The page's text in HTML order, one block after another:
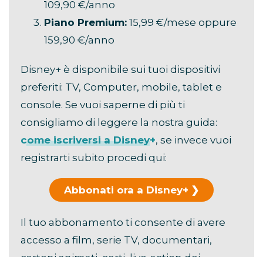
109,90 €/anno
Piano Premium: 15,99 €/mese oppure
159,90 €/anno
Disney+ è disponibile sui tuoi dispositivi
preferiti: TV, Computer, mobile, tablet e
console. Se vuoi saperne di più ti
consigliamo di leggere la nostra guida:
come iscriversi a Disney+, se invece vuoi
registrarti subito procedi qui:
Abbonati ora a Disney+
Il tuo abbonamento ti consente di avere
accesso a film, serie TV, documentari,